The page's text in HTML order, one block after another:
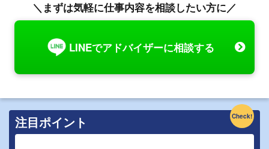
＼まずは気軽に仕事内容を相談したい方に／
LINEでアドバイザーに相談する
注目ポイント Check!